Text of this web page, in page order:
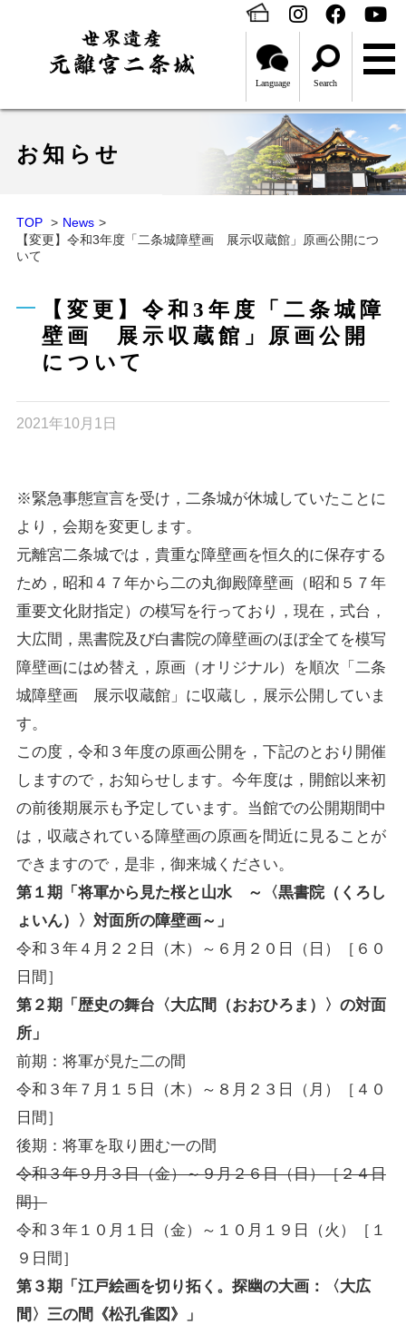
Language Search
お知らせ
TOP
News
【変更】令和3年度「二条城障壁画 展示収蔵館」原画公開につ
いて
【変更】令和3年度「二条城障
壁画 展示収蔵館」原画公開
について
2021年10月1日
※緊急事態宣言を受け，二条城が休城していたことに
より，会期を変更します。
元離宮二条城では，貴重な障壁画を恒久的に保存する
ため，昭和４７年から二の丸御殿障壁画（昭和５７年
重要文化財指定）の模写を行っており，現在，式台，
大広間，黒書院及び白書院の障壁画のほぼ全てを模写
障壁画にはめ替え，原画（オリジナル）を順次「二条
城障壁画 展示収蔵館」に収蔵し，展示公開していま
す。
この度，令和３年度の原画公開を，下記のとおり開催
しますので，お知らせします。今年度は，開館以来初
の前後期展示も予定しています。当館での公開期間中
は，収蔵されている障壁画の原画を間近に見ることが
できますので，是非，御来城ください。
第１期「将軍から見た桜と山水 ～〈黒書院（くろし
ょいん）〉対面所の障壁画～」
令和３年４月２２日（木）～６月２０日（日）［６０
日間］
第２期「歴史の舞台〈大広間（おおひろま）〉の対面
所」
前期：将軍が見た二の間
令和３年７月１５日（木）～８月２３日（月）［４０
日間］
後期：将軍を取り囲む一の間
令和３年９月３日（金）～９月２６日（日）［２４日
間］
令和３年１０月１日（金）～１０月１９日（火）［１
９日間］
第３期「江戸絵画を切り拓く。探幽の大画：〈大広
間〉三の間《松孔雀図》」